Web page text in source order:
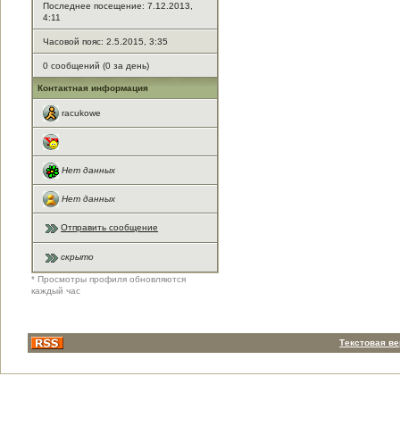
Последнее посещение: 7.12.2013,
4:11
Часовой пояс: 2.5.2015, 3:35
0 сообщений (0 за день)
Контактная информация
racukowe
Нет данных
Нет данных
Отправить сообщение
скрыто
* Просмотры профиля обновляются
каждый час
Текстовая